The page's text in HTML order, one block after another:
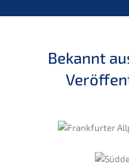
Bekannt